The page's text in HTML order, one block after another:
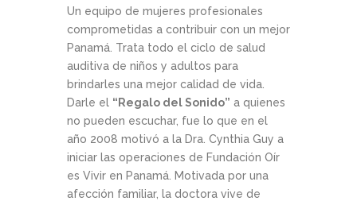
Un equipo de mujeres profesionales
comprometidas a contribuir con un mejor
Panamá. Trata todo el ciclo de salud
auditiva de niños y adultos para
brindarles una mejor calidad de vida.
Darle el “Regalo del Sonido” a quienes
no pueden escuchar, fue lo que en el
año 2008 motivó a la Dra. Cynthia Guy a
iniciar las operaciones de Fundación Oír
es Vivir en Panamá. Motivada por una
afección familiar, la doctora vive de